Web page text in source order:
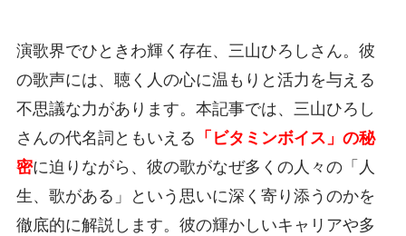
演歌界でひときわ輝く存在、三山ひろしさん。彼
の歌声には、聴く人の心に温もりと活力を与える
不思議な力があります。本記事では、三山ひろし
さんの代名詞ともいえる 「ビタミンボイス」の秘
密に迫りながら、彼の歌がなぜ多くの人々の「人
生、歌がある」という思いに深く寄り添うのかを
徹底的に解説します。彼の輝かしいキャリアや多